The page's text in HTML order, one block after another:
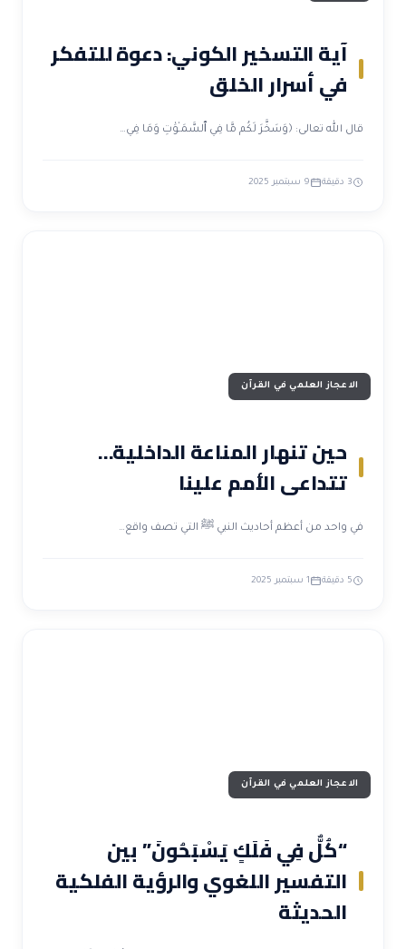
آية التسخير الكوني: دعوة للتفكر
في أسرار الخلق
قال الله تعالى: ﴿وَسَخَّرَ لَكُم مَّا فِي ٱلسَّمَـٰوَٰتِ وَمَا فِي…
3 دقيقة 9 سبتمبر 2025
الاعجاز العلمي في القرآن
حين تنهار المناعة الداخلية…
تتداعى الأمم علينا
في واحد من أعظم أحاديث النبي ﷺ التي تصف واقع…
5 دقيقة 1 سبتمبر 2025
الاعجاز العلمي في القرآن
“كُلٌّ فِي فَلَكٍ يَسْبَحُونَ” بين
التفسير اللغوي والرؤية الفلكية
الحديثة